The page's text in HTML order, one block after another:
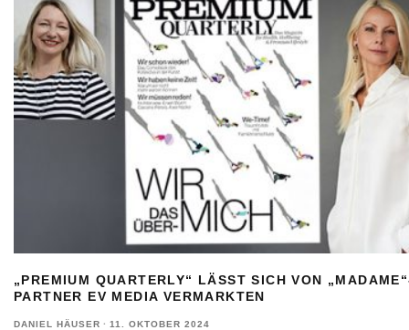
„PREMIUM QUARTERLY“ LÄSST SICH VON
PARTNER EV MEDIA VERMARKTEN
DANIEL HÄUSER · 11. OKTOBER 2024